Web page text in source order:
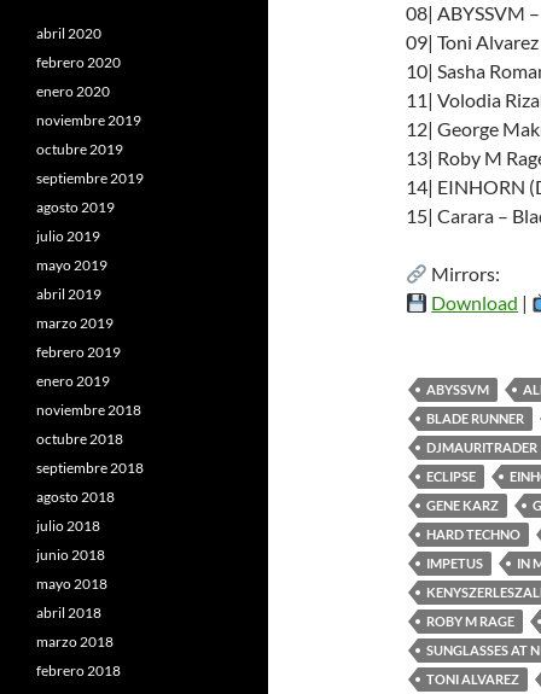
08| ABYSSVM
09| Toni
10| Sasha
11| Volodia
12| George
13| Roby M
14| EINHORN
15| Carara –
Mirrors:
Download |
ABYSSVM
BLADE RUNNER
DJMAURITRADER
ECLIPSE
GENE KARZ
HARD TECHNO
IMPETUS
IN
ROBY M RAGE
SUNGLASSES AT
TONI ALVAREZ
abril 2020
febrero 2020
enero 2020
noviembre 2019
octubre 2019
septiembre 2019
agosto 2019
julio 2019
mayo 2019
abril 2019
marzo 2019
febrero 2019
enero 2019
noviembre 2018
octubre 2018
septiembre 2018
agosto 2018
julio 2018
junio 2018
mayo 2018
abril 2018
marzo 2018
febrero 2018